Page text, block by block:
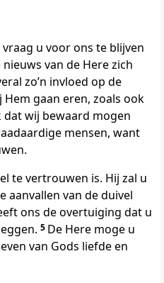
u voor ons te blijven
van de Here zich
zoʼn invloed op de
gaan eren, zoals ook
dat wij bewaard mogen
mensen, want
te vertrouwen is. Hij zal u
aanvallen van de duivel
ons de overtuiging dat u
5 De Here moge u
van Gods liefde en